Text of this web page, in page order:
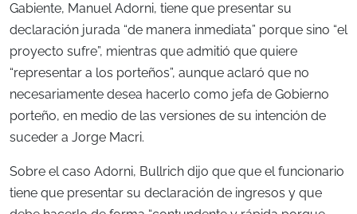
Gabiente, Manuel Adorni, tiene que presentar su
declaración jurada “de manera inmediata” porque sino “el
proyecto sufre”, mientras que admitió que quiere
“representar a los porteños”, aunque aclaró que no
necesariamente desea hacerlo como jefa de Gobierno
porteño, en medio de las versiones de su intención de
suceder a Jorge Macri.
Sobre el caso Adorni, Bullrich dijo que que el funcionario
tiene que presentar su declaración de ingresos y que